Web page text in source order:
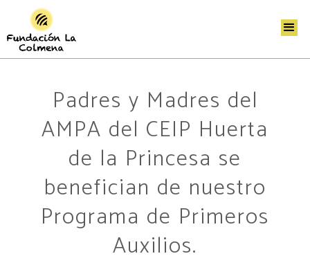
Padres y Madres del
AMPA del CEIP Huerta
de la Princesa se
benefician de nuestro
Programa de Primeros
Auxilios.